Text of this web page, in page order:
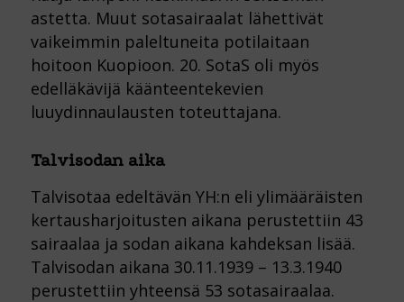
astetta. Muut sotasairaalat lähettivät
vaikeimmin paleltuneita potilaitaan
hoitoon Kuopioon. 20. SotaS oli myös
edelläkävijä käänteentekevien
luuydinnaulausten toteuttajana.
Talvisodan aika
Talvisotaa edeltävän YH:n eli ylimääräisten
kertausharjoitusten aikana perustettiin 43
sairaalaa ja sodan aikana kahdeksan lisää.
Talvisodan aikana 30.11.1939 – 13.3.1940
perustettiin yhteensä 53 sotasairaalaa.